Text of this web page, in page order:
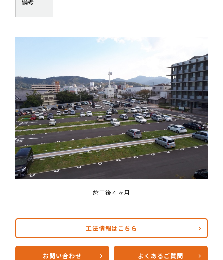
備考
施工後４ヶ月
工法情報はこちら
お問い合わせ よくあるご質問